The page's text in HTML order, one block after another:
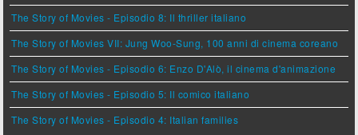
The Story of Movies - Episodio 8: Il thriller italiano
The Story of Movies VII: Jung Woo-Sung, 100 anni di cinema coreano
The Story of Movies - Episodio 6: Enzo D'Alò, il cinema d'animazione
The Story of Movies - Episodio 5: Il comico italiano
The Story of Movies - Episodio 4: Italian families